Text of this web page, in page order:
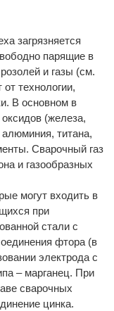
загрязняется
парящие в
и газы (см.
технологии,
В основном в
(железа,
титана,
Сварочный газ
и газообразных
могут входить в
при
стали с
фтора (в
электрода с
– марганец. При
сварочных
цинка.